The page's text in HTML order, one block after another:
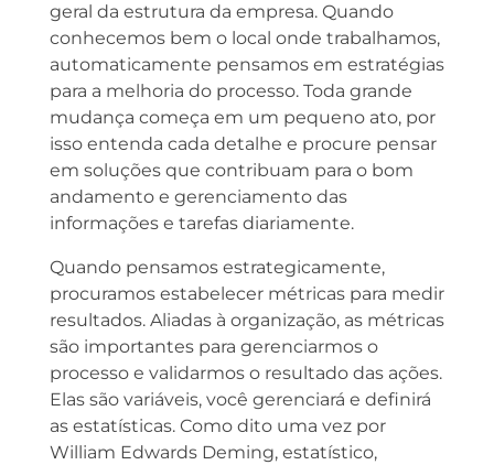
geral da estrutura da empresa. Quando
conhecemos bem o local onde trabalhamos,
automaticamente pensamos em estratégias
para a melhoria do processo. Toda grande
mudança começa em um pequeno ato, por
isso entenda cada detalhe e procure pensar
em soluções que contribuam para o bom
andamento e gerenciamento das
informações e tarefas diariamente.
Quando pensamos estrategicamente,
procuramos estabelecer métricas para medir
resultados. Aliadas à organização, as métricas
são importantes para gerenciarmos o
processo e validarmos o resultado das ações.
Elas são variáveis, você gerenciará e definirá
as estatísticas. Como dito uma vez por
William Edwards Deming, estatístico,